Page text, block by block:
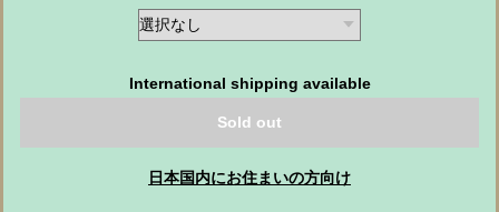
International shipping available
Sold out
日本国内にお住まいの方向け